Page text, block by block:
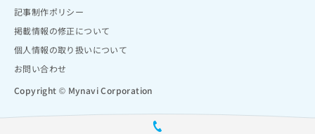
記事制作ポリシー
掲載情報の修正について
個人情報の取り扱いについて
お問い合わせ
Copyright © Mynavi Corporation